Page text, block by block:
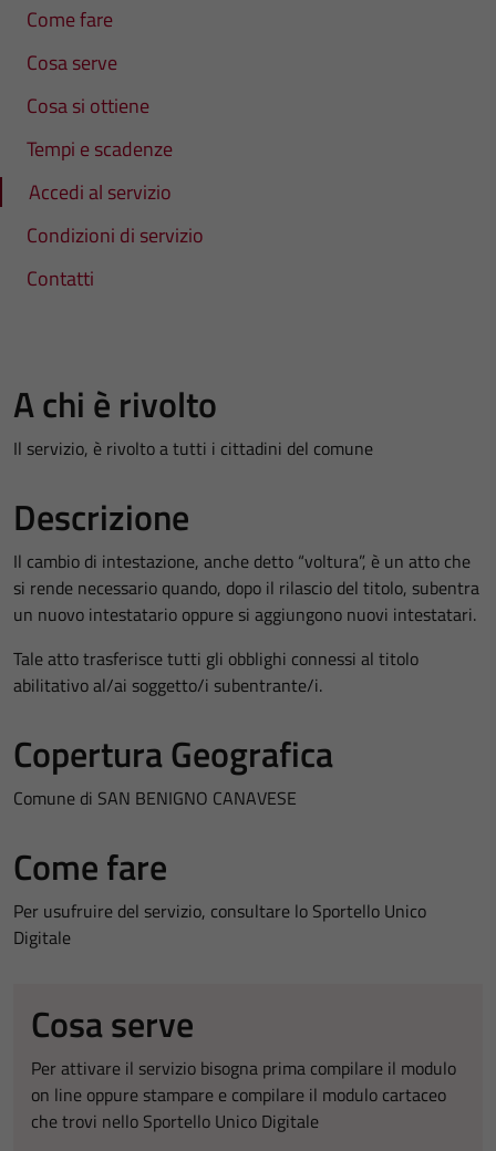
Come fare
Cosa serve
Cosa si ottiene
Tempi e scadenze
Accedi al servizio
Condizioni di servizio
Contatti
A chi è rivolto
Il servizio, è rivolto a tutti i cittadini del comune
Descrizione
Il cambio di intestazione, anche detto “voltura”, è un atto che
si rende necessario quando, dopo il rilascio del titolo, subentra
un nuovo intestatario oppure si aggiungono nuovi intestatari.
Tale atto trasferisce tutti gli obblighi connessi al titolo
abilitativo al/ai soggetto/i subentrante/i.
Copertura Geografica
Comune di SAN BENIGNO CANAVESE
Come fare
Per usufruire del servizio, consultare lo Sportello Unico
Digitale
Cosa serve
Per attivare il servizio bisogna prima compilare il modulo
on line oppure stampare e compilare il modulo cartaceo
che trovi nello Sportello Unico Digitale